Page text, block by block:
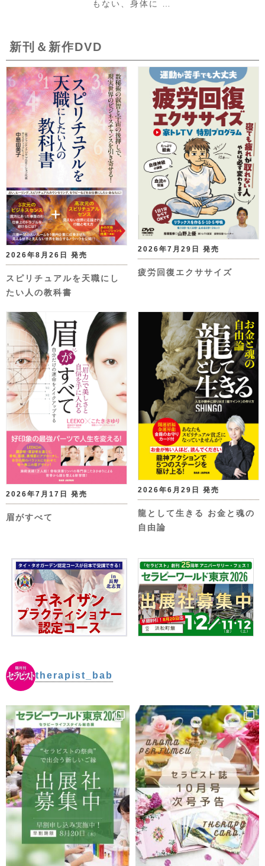
もない、身体に …
新刊＆新作DVD
2026年8月26日 発売
スピリチュアルを天職にし
たい人の教科書
2026年7月29日 発売
疲労回復エクササイズ
2026年7月17日 発売
眉がすべて
2026年6月29日 発売
龍として生きる お金と魂の
自由論
therapist_bab